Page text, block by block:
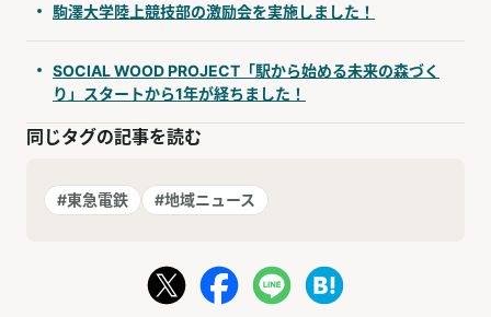
駒澤大学陸上競技部の激励会を実施しました！
SOCIAL WOOD PROJECT「駅から始める未来の森づく
り」スタートから1年が経ちました！
同じタグの記事を読む
#東急電鉄 #地域ニュース